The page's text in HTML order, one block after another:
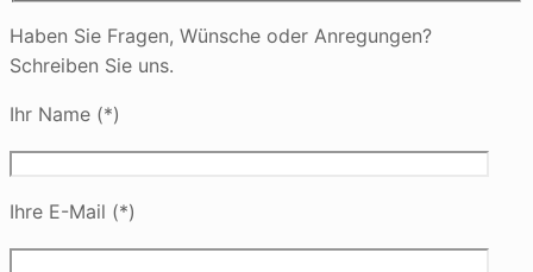
Haben Sie Fragen, Wünsche oder Anregungen?
Schreiben Sie uns.
Ihr Name (*)
Ihre E-Mail (*)